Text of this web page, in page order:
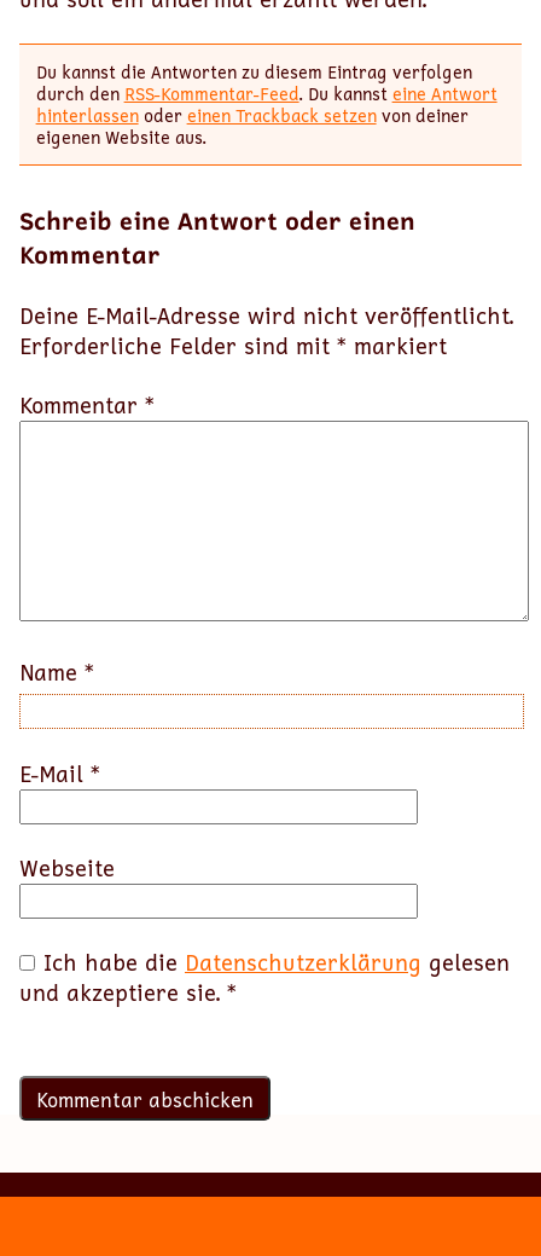
Du kannst die Antworten zu diesem Eintrag verfolgen
durch den RSS-Kommentar-Feed. Du kannsteine Antwort
hinterlassenodereinen Trackback setzenvon deiner
eigenen Website aus.
Schreib eine Antwort oder einen
Kommentar
Deine E-Mail-Adresse wird nicht veröffentlicht.
Erforderliche Felder sind mit * markiert
Kommentar *
Name *
E-Mail *
Webseite
Ich habe die Datenschutzerklärung gelesen
und akzeptiere sie. *